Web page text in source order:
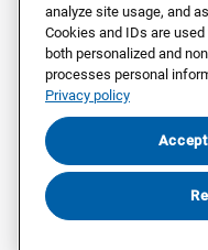
Mitglied
analyze site usage, and
Cookies and IDs are
both personalized and
processes personal
Privacy policy